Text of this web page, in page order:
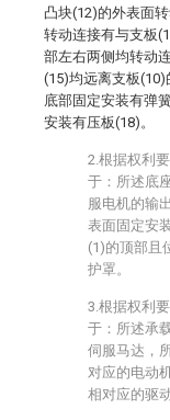
凸块(12)的外表面
转动连接有与支板
部左右两侧均转动
(15)均远离支板
底部固定安装有弹
安装有压板(18)。
2.根据权利
于：所述底
服电机的输
表面固定安
(1)的顶部且
护罩。
3.根据权利
于：所述承
伺服马达，
对应的电动
相对应的驱